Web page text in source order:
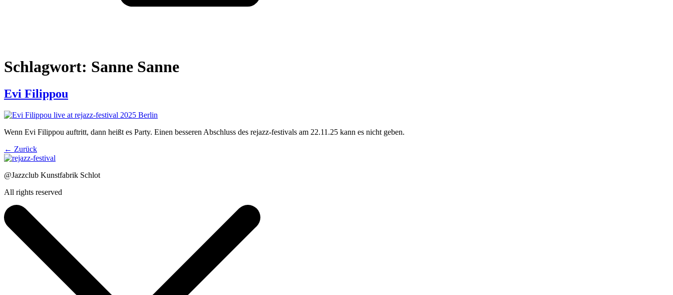
Schlagwort: Sanne Sanne
Evi Filippou
Wenn Evi Filippou auftritt, dann heißt es Party. Einen besseren Abschluss des rejazz-festivals am 22.11.25 kann es nicht geben.
← Zurück
@Jazzclub Kunstfabrik Schlot
All rights reserved